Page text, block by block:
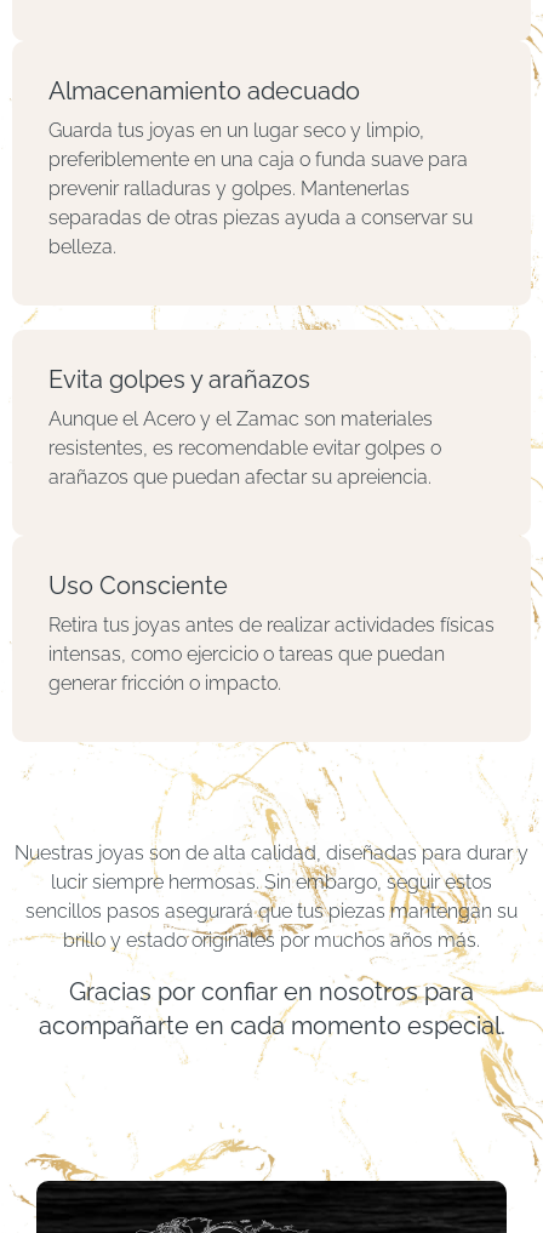
Almacenamiento adecuado
Guarda tus joyas en un lugar seco y limpio,
preferiblemente en una caja o funda suave para
prevenir ralladuras y golpes. Mantenerlas
separadas de otras piezas ayuda a conservar su
belleza.
Evita golpes y arañazos
Aunque el Acero y el Zamac son materiales
resistentes, es recomendable evitar golpes o
arañazos que puedan afectar su apreiencia.
Uso Consciente
Retira tus joyas antes de realizar actividades físicas
intensas, como ejercicio o tareas que puedan
generar fricción o impacto.
Nuestras joyas son de alta calidad, diseñadas para durar y
lucir siempre hermosas. Sin embargo, seguir estos
sencillos pasos asegurará que tus piezas mantengan su
brillo y estado originales por muchos años más.
Gracias por confiar en nosotros para
acompañarte en cada momento especial.